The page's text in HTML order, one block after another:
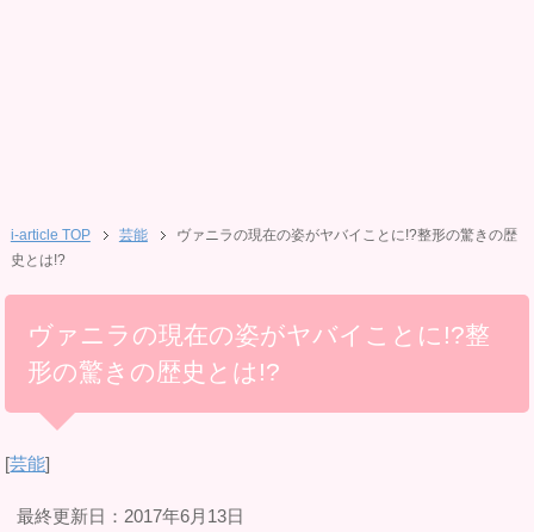
i-article TOP 芸能
ヴァニラの現在の姿がヤバイことに!?整形の驚きの歴
史とは!?
ヴァニラの現在の姿がヤバイことに!?整
形の驚きの歴史とは!?
[芸能]
最終更新日：2017年6月13日